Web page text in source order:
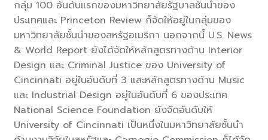
กลุ่ม 100 อันดับแรกของมหาวิทยาลัยรัฐบาลชั้นนำของ
ประเทศและ Princeton Review ก็จัดให้อยู่ในกลุ่มของ
มหาวิทยาลัยชั้นนำของสหรัฐอเมริกา นอกจากนี้ U.S. News
& World Report ยังได้จัดให้หลักสูตรทางด้าน Interior
Design และ Criminal Justice ของ University of
Cincinnati อยู่ในอันดับที่ 3 และหลักสูตรทางด้าน Music
และ Industrial Design อยู่ในอันดับที่ 6 ของประเทศ
National Science Foundation ยังจัดอันดับให้
University of Cincinnati เป็นหนึ่งในมหาวิทยาลัยชั้นนำ